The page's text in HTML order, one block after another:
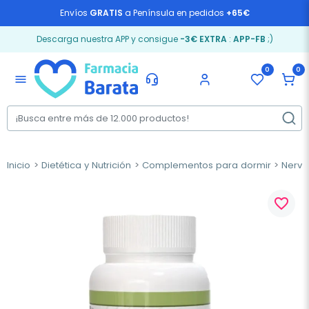
Envíos GRATIS a Península en pedidos +65€
Descarga nuestra APP y consigue -3€ EXTRA: APP-FB ;)
menu
0 0
Inicio Dietética y Nutrición Complementos para dormir
favorite_border